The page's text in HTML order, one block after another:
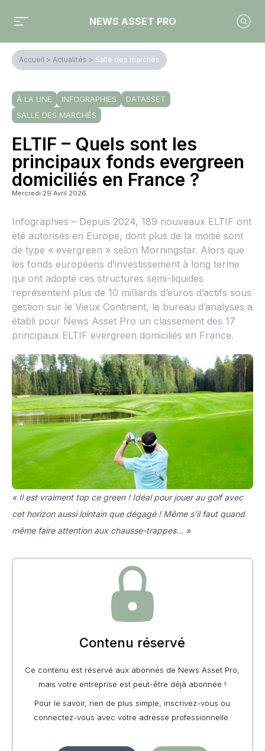
NEWS ASSET PRO
Accueil > Actualités > Salle des marchés
À LA UNE INFOGRAPHIES
DATASSET
SALLE DES MARCHÉS
ELTIF – Quels sont les
principaux fonds evergreen
domiciliés en France ?
Mercredi 29 Avril 2026
Infographies – Depuis 2024, 189 nouveaux ELTIF ont
été autorisés en Europe, dont plus de la moitié sont
de type « evergreen » selon Morningstar. Alors que
les fonds européens d’investissement à long terme
qui ont adopté ces structures semi-liquides
représentent plus de 10 milliards d’euros d’actifs sous
gestion sur le Vieux Continent, le bureau d’analyses a
établi pour News Asset Pro un classement des 17
principaux ELTIF evergreen domiciliés en France.
« Il est vraiment top ce green ! Idéal pour jouer au golf avec
cet horizon aussi lointain que dégagé ! Même s’il faut quand
même faire attention aux chausse-trappes… »
Contenu réservé
Ce contenu est réservé aux abonnés de News Asset Pro,
mais votre entreprise est peut-être déjà abonnée !
Pour le savoir, rien de plus simple, inscrivez-vous ou
connectez-vous avec votre adresse professionnelle.